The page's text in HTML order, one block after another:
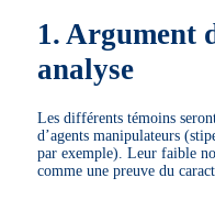
1. Argument
analyse
Les différents témoins
d’agents manipulateurs
par exemple). Leur faible
comme une preuve du